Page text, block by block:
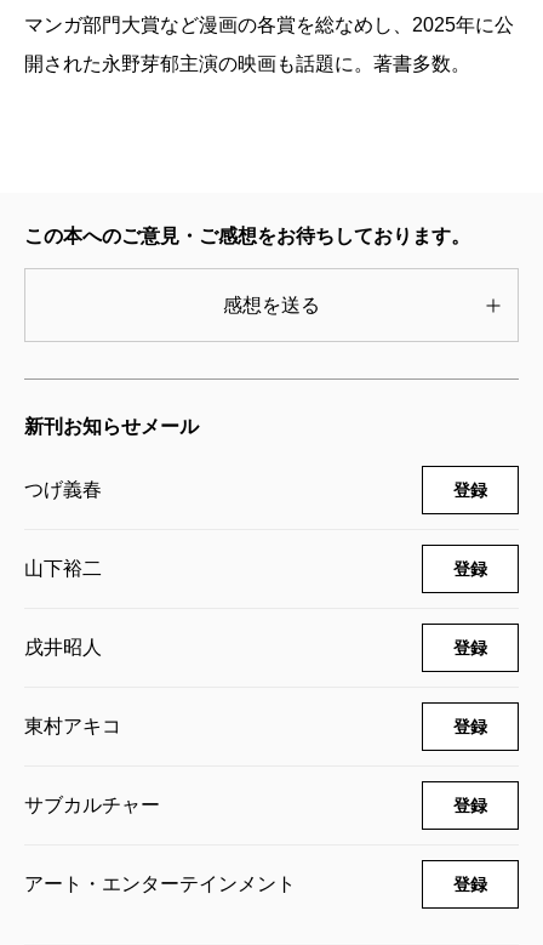
マンガ部門大賞など漫画の各賞を総なめし、2025年に公
開された永野芽郁主演の映画も話題に。著書多数。
この本へのご意見・ご感想をお待ちしております。
感想を送る
新刊お知らせメール
つげ義春 登録
山下裕二 登録
戌井昭人 登録
東村アキコ 登録
サブカルチャー 登録
アート・エンターテインメント 登録